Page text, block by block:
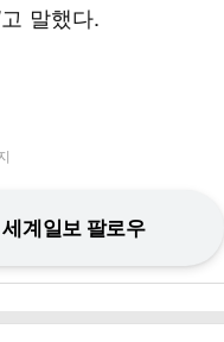
말했다.
계일보 팔로우